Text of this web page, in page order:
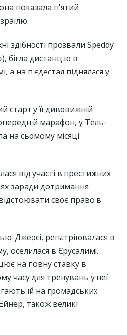
показала п'ятий
здібності прозвали Speddy
бігла дистанцію в
а на п'єдестал піднялася у
старт у її дивовижній
марафон, у Тель-
на сьомому місяці
від участі в престижних
заради дотримання
своє право в
Джерсі, репатріювалася в
оселилася в Єрусалимі.
на повну ставку в
часу для тренувань у неї
їй на громадських
також великі